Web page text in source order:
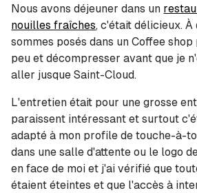
Nous avons déjeuner dans un
nouilles fraîches, c'était délicieux. À
sommes posés dans un Coffee
peu et décompresser avant que je
aller jusque Saint-Cloud.
L'entretien était pour une grosse
paraissent intéressant et surtout
adapté à mon profile de touche-à-
dans une salle d'attente ou le logo
en face de moi et j'ai vérifié que
étaient éteintes et que l'accès à